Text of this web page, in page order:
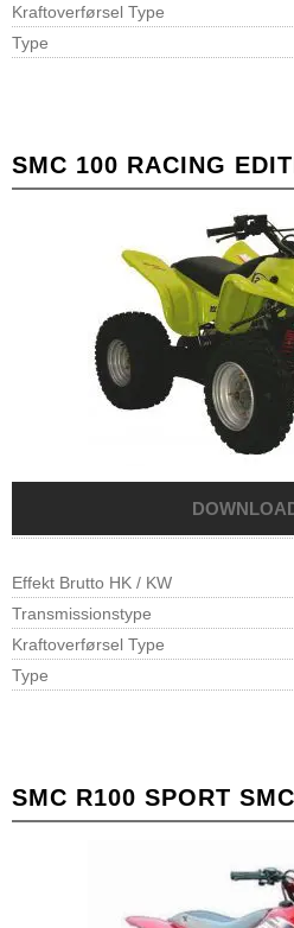
Kraftoverførsel Type
Type
SMC 100 RACING
Effekt Brutto HK / KW
Transmissionstype
Kraftoverførsel Type
Type
SMC R100 SPORT SMC